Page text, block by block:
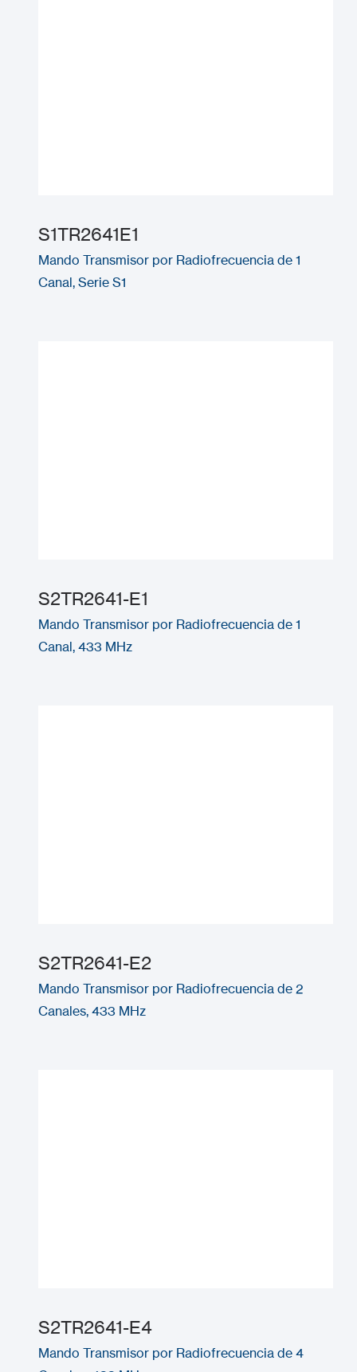
S1TR2641E1
Mando Transmisor por Radiofrecuencia de 1
Canal, Serie S1
S2TR2641-E1
Mando Transmisor por Radiofrecuencia de 1
Canal, 433 MHz
S2TR2641-E2
Mando Transmisor por Radiofrecuencia de 2
Canales, 433 MHz
S2TR2641-E4
Mando Transmisor por Radiofrecuencia de 4